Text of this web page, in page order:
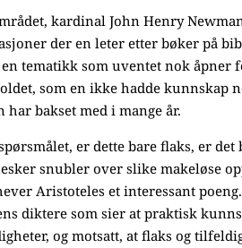
kardinal John Henry
der en leter etter bøker på
tematikk som uventet nok åpner
som en ikke hadde kunnskap
bakset med i mange år.
er dette bare flaks, er
snubler over slike makeløse
Aristoteles et interessant
diktere som sier at praktisk
og motsatt, at flaks og